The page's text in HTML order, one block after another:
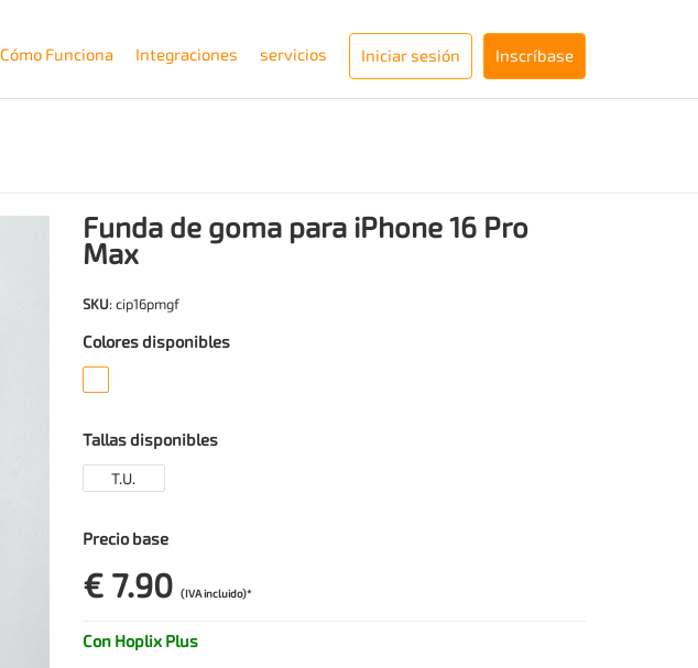
Cómo Funciona Integraciones servicios Iniciar sesión Inscríbase
Funda de goma para iPhone 16 Pro
Max
SKU: cip16pmgf
Colores disponibles
Tallas disponibles
T.U.
Precio base
€ 7.90 (IVA incluido)*
Con Hoplix Plus